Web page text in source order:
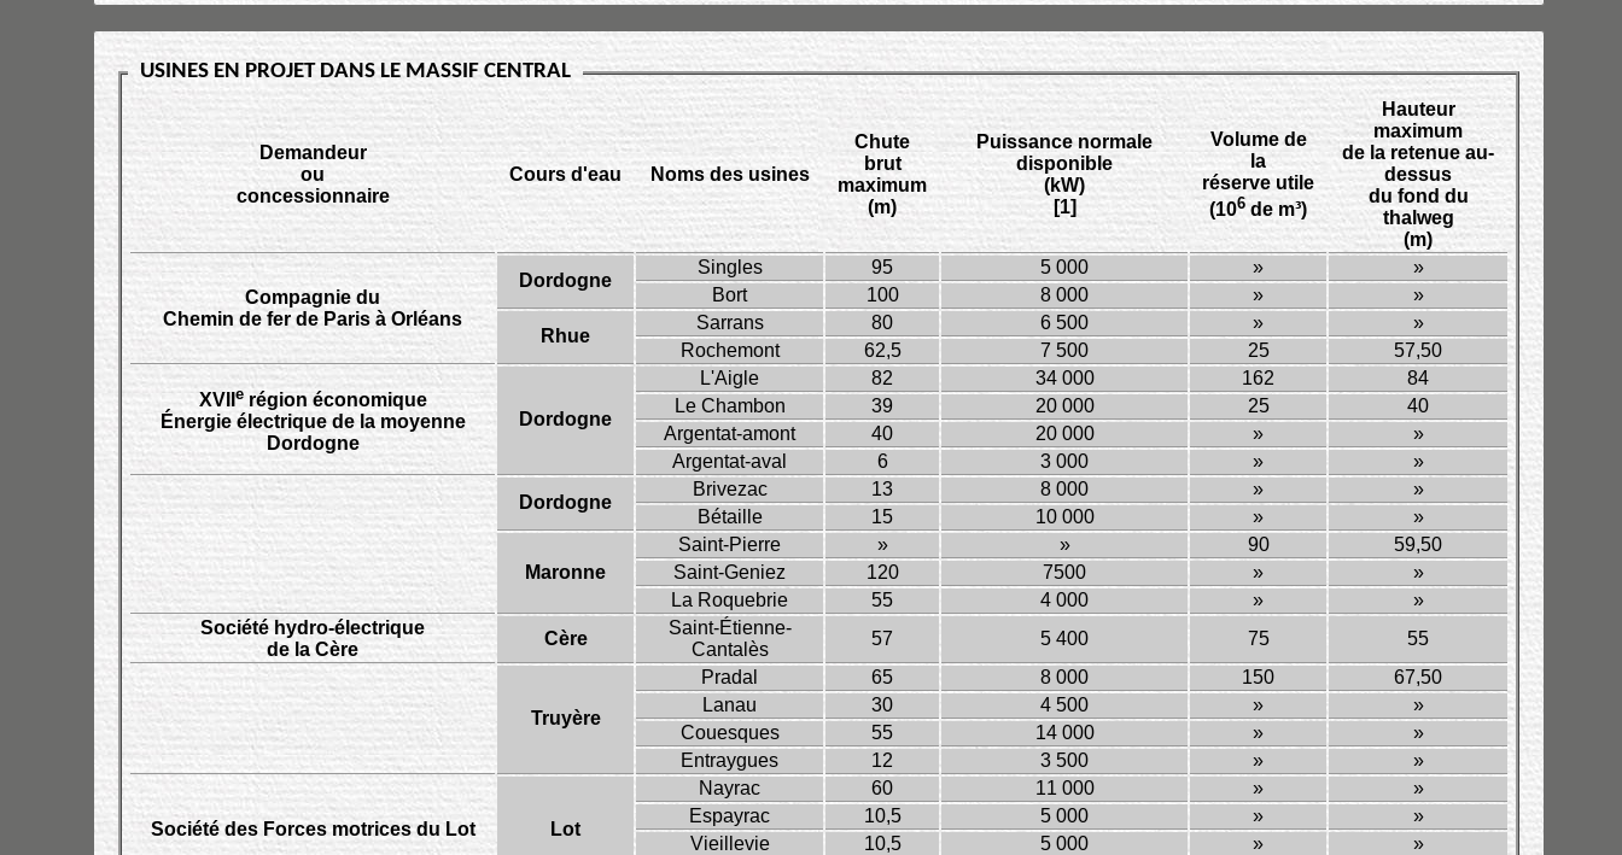
USINES EN PROJET DANS LE MASSIF CENTRAL
Demandeur
ou
concessionnaire
Cours d'eau Noms des usines
Chute
brut
maximum
(m)
Puissance normale
disponible
(kW)
[1]
Volume de
la
réserve utile
(106 de m³)
Hauteur
maximum
de la retenue au-
dessus
du fond du
thalweg
(m)
Compagnie du
Chemin de fer de Paris à Orléans
Dordogne
Singles 95 5 000 »
»
Bort
100 8 000 »
»
Rhue
Sarrans 80 6 500 »
»
Rochemont
62,5 7 500 25 57,50
XVII erégion économique
Énergie électrique de la moyenne
Dordogne
Dordogne
L'Aigle 82 34 000 162
84
Le Chambon
39 20 000 25
40
Argentat-amont
40 20 000 »
»
Argentat-aval
6 3 000 »
»
Dordogne
Brivezac 13 8 000 »
»
Bétaille
15 10 000 » »
Maronne
Saint-Pierre » » 90
59,50
Saint-Geniez
120 7500 »
»
La Roquebrie
55 4 000 »
»
Société hydro-électrique
de la Cère
Cère
Saint-Étienne-
Cantalès
57 5 400 75 55
Truyère
Pradal 65 8 000 150
67,50
Lanau
30 4 500 »
»
Couesques
55 14 000 »
»
Entraygues
12 3 500 » »
Société des Forces motrices du Lot Lot
Nayrac 60 11 000 »
»
Espayrac
10,5 5 000 »
»
Vieillevie
10,5 5 000 » »